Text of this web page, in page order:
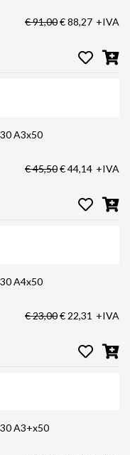
€ 91,00€ 88,27 +IVA
A3x50
€ 45,50€ 44,14 +IVA
A4x50
€ 23,00€ 22,31 +IVA
A3+x50